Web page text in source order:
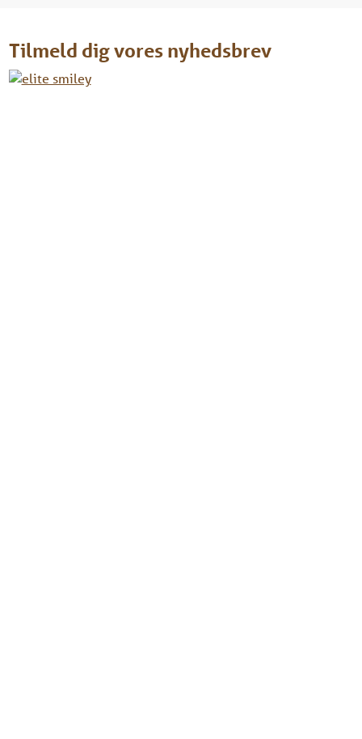
Tilmeld dig vores nyhedsbrev